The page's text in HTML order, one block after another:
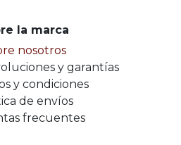
la marca
nosotros
y garantías
y condiciones
de envíos
frecuentes